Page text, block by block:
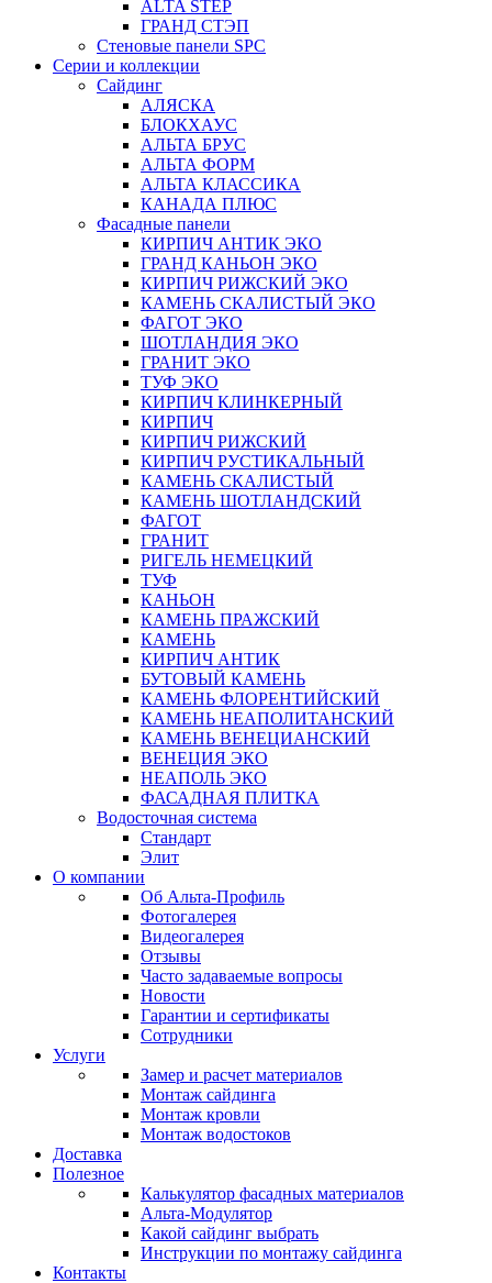
ALTA STEP
ГРАНД СТЭП
Стеновые панели SPC
Серии и коллекции
Сайдинг
АЛЯСКА
БЛОКХАУС
АЛЬТА БРУС
АЛЬТА ФОРМ
АЛЬТА КЛАССИКА
КАНАДА ПЛЮС
Фасадные панели
КИРПИЧ АНТИК ЭКО
ГРАНД КАНЬОН ЭКО
КИРПИЧ РИЖСКИЙ ЭКО
КАМЕНЬ СКАЛИСТЫЙ ЭКО
ФАГОТ ЭКО
ШОТЛАНДИЯ ЭКО
ГРАНИТ ЭКО
ТУФ ЭКО
КИРПИЧ КЛИНКЕРНЫЙ
КИРПИЧ
КИРПИЧ РИЖСКИЙ
КИРПИЧ РУСТИКАЛЬНЫЙ
КАМЕНЬ СКАЛИСТЫЙ
КАМЕНЬ ШОТЛАНДСКИЙ
ФАГОТ
ГРАНИТ
РИГЕЛЬ НЕМЕЦКИЙ
ТУФ
КАНЬОН
КАМЕНЬ ПРАЖСКИЙ
КАМЕНЬ
КИРПИЧ АНТИК
БУТОВЫЙ КАМЕНЬ
КАМЕНЬ ФЛОРЕНТИЙСКИЙ
КАМЕНЬ НЕАПОЛИТАНСКИЙ
КАМЕНЬ ВЕНЕЦИАНСКИЙ
ВЕНЕЦИЯ ЭКО
НЕАПОЛЬ ЭКО
ФАСАДНАЯ ПЛИТКА
Водосточная система
Стандарт
Элит
О компании
Об Альта-Профиль
Фотогалерея
Видеогалерея
Отзывы
Часто задаваемые вопросы
Новости
Гарантии и сертификаты
Сотрудники
Услуги
Замер и расчет материалов
Монтаж сайдинга
Монтаж кровли
Монтаж водостоков
Доставка
Полезное
Калькулятор фасадных материалов
Альта-Модулятор
Какой сайдинг выбрать
Инструкции по монтажу сайдинга
Контакты